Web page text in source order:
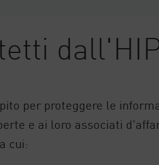
per proteggere le
e ai loro associati
cui: